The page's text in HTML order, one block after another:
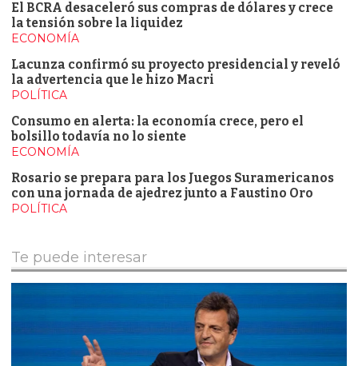
El BCRA desaceleró sus compras de dólares y crece
la tensión sobre la liquidez
ECONOMÍA
Lacunza confirmó su proyecto presidencial y reveló
la advertencia que le hizo Macri
POLÍTICA
Consumo en alerta: la economía crece, pero el
bolsillo todavía no lo siente
ECONOMÍA
Rosario se prepara para los Juegos Suramericanos
con una jornada de ajedrez junto a Faustino Oro
POLÍTICA
Te puede interesar